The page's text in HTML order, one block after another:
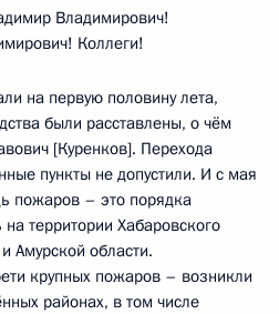
Владимирович!
Коллеги!
на первую половину лета,
были расставлены, о чём
[Куренков]. Перехода
пункты не допустили. И с мая
пожаров – это порядка
территории Хабаровского
Амурской области.
крупных пожаров – возникли
районах, в том числе